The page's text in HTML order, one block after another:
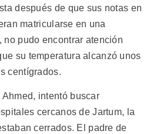
después de que sus notas en
matricularse en una
pudo encontrar atención
su temperatura alcanzó unos
centígrados.
intentó buscar
cercanos de Jartum, la
cerrados. El padre de